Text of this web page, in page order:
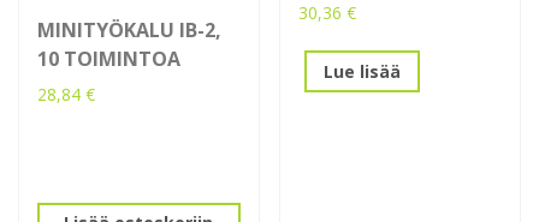
MINITYÖKALU IB-2,
10 TOIMINTOA
28,84 €
30,36€
Lue lisää